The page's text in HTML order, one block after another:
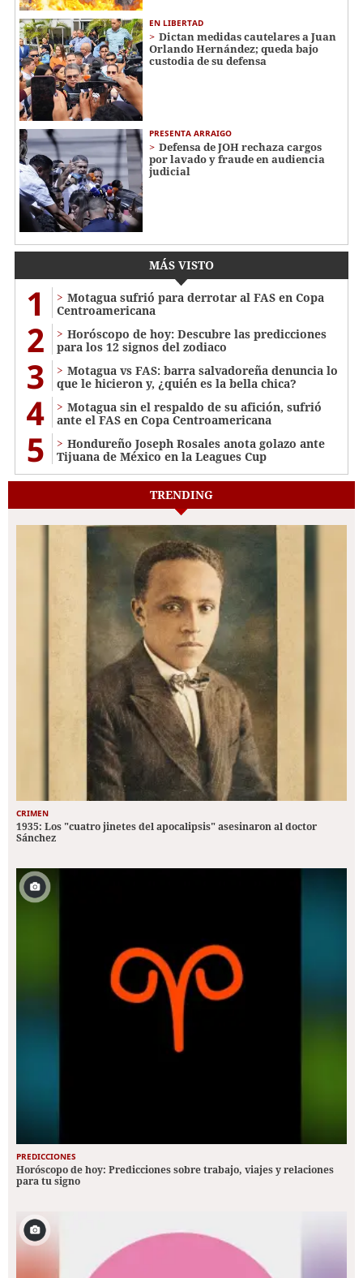
EN LIBERTAD
Dictan medidas cautelares a Juan
Orlando Hernández; queda bajo
custodia de su defensa
PRESENTA ARRAIGO
Defensa de JOH rechaza cargos
por lavado y fraude en audiencia
judicial
MÁS VISTO
1
Motagua sufrió para derrotar al FAS en Copa
Centroamericana
2
Horóscopo de hoy: Descubre las predicciones
para los 12 signos del zodiaco
3
Motagua vs FAS: barra salvadoreña denuncia lo
que le hicieron y, ¿quién es la bella chica?
4
Motagua sin el respaldo de su afición, sufrió
ante el FAS en Copa Centroamericana
5
Hondureño Joseph Rosales anota golazo ante
Tijuana de México en la Leagues Cup
TRENDING
CRIMEN
1935: Los "cuatro jinetes del apocalipsis" asesinaron al doctor
Sánchez
PREDICCIONES
Horóscopo de hoy: Predicciones sobre trabajo, viajes y relaciones
para tu signo